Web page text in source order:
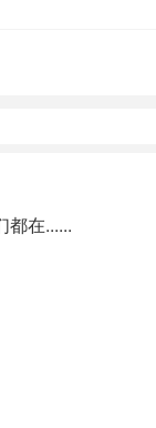
单词，因此
会让你在记
多词从其意
接触的词都
词，几乎最
都在......